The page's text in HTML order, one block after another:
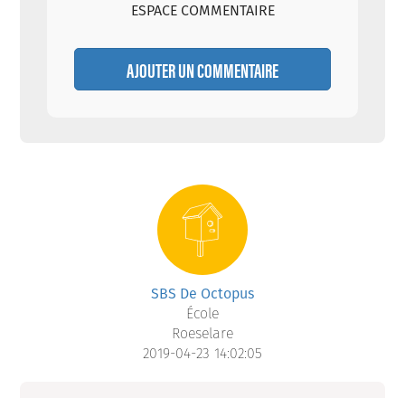
ESPACE COMMENTAIRE
AJOUTER UN COMMENTAIRE
SBS De Octopus
École
Roeselare
2019-04-23 14:02:05